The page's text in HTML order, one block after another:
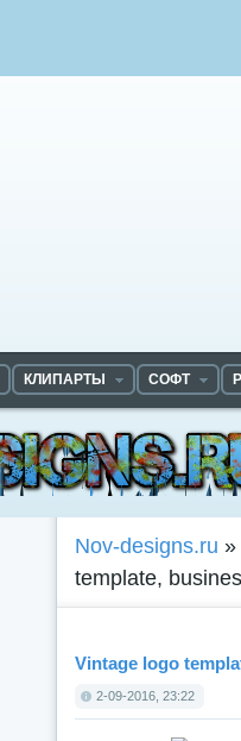
КЛИПАРТЫ СОФТ
Nov-designs.ru »
template,
Vintage logo
2-09-2016, 23:22